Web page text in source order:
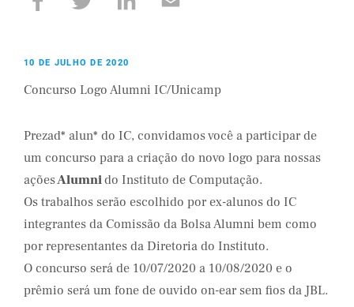
10 DE JULHO DE 2020
Concurso Logo Alumni IC/Unicamp
Prezad* alun* do IC, convidamos você a participar de
um concurso para a criação do novo logo para nossas
açõesAlumnido Instituto de Computação.
Os trabalhos serão escolhido por ex-alunos do IC
integrantes da Comissão da Bolsa Alumni bem como
por representantes da Diretoria do Instituto.
O concurso será de 10/07/2020 a 10/08/2020 e o
prêmio será um fone de ouvido on-ear sem fios da JBL.